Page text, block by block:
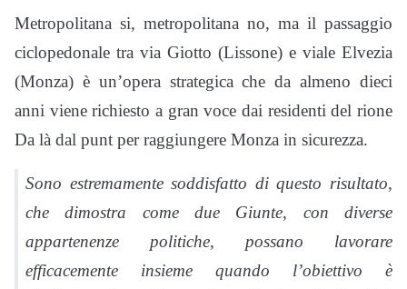
Metropolitana si, metropolitana no, ma il passaggio
ciclopedonale tra via Giotto (Lissone) e viale Elvezia
(Monza) è un’opera strategica che da almeno dieci
anni viene richiesto a gran voce dai residenti del rione
Da là dal punt per raggiungere Monza in sicurezza.
Sono estremamente soddisfatto di questo risultato,
che dimostra come due Giunte, con diverse
appartenenze politiche, possano lavorare
efficacemente insieme quando l’obiettivo è